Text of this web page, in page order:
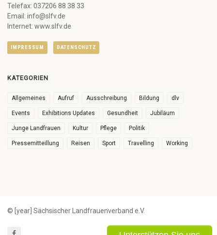
Telefax: 037206 88 38 33
Email: info@slfv.de
Internet: www.slfv.de
IMPRESSUM DATENSCHUTZ
KATEGORIEN
Allgemeines Aufruf Ausschreibung Bildung dlv
Events Exhibitions Updates Gesundheit Jubiläum
Junge Landfrauen Kultur Pflege Politik
Pressemitteillung Reisen Sport Travelling Working
© [year] Sächsischer Landfrauenverband e.V.